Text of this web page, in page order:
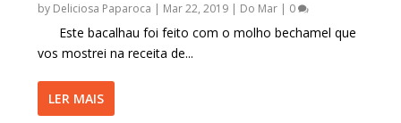
by Deliciosa Paparoca Mar 22, 2019 Do Mar 0
Este bacalhau foi feito com o molho bechamel que
vos mostrei na receita de...
LER MAIS